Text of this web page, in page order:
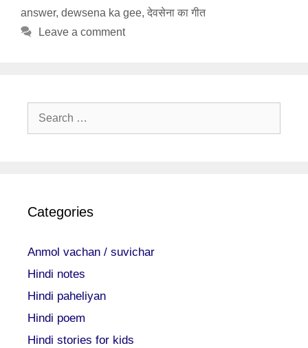
answer, dewsena ka gee, देवसेना का गीत
Leave a comment
Search
Categories
Anmol vachan / suvichar
Hindi notes
Hindi paheliyan
Hindi poem
Hindi stories for kids